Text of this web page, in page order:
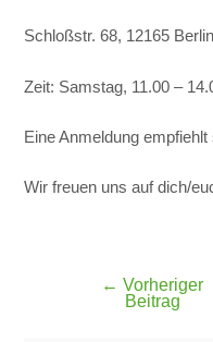
Schloßstr. 68, 12165 Berlin
Zeit: Samstag, 11.00 –
Eine Anmeldung
Wir freuen uns auf dich/
← Vorheriger
Beitrag